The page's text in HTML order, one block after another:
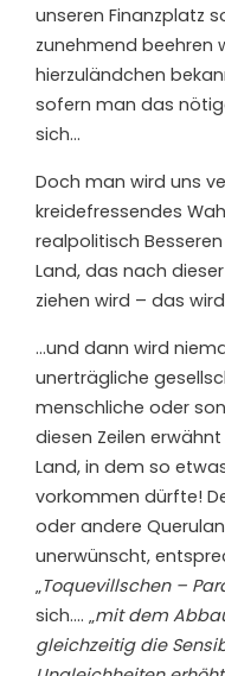
unseren Finanzplatz
zunehmend beehren
hierzuländchen
sofern man das
sich…
Doch man wird uns
kreidefressendes
realpolitisch
Land, das nach
ziehen wird – das
…und dann wird
unerträgliche
menschliche oder
diesen Zeilen
Land, in dem so
vorkommen dürfte!
oder andere
unerwünscht,
„Toquevillschen –
sich…. „mit dem
gleichzeitig die